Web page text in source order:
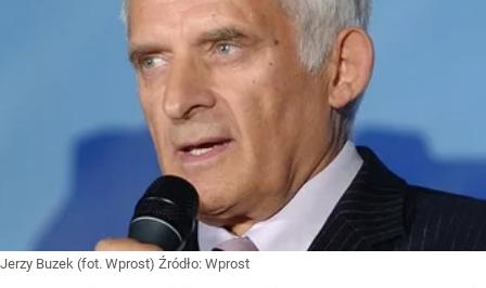
Jerzy Buzek (fot. Wprost) Źródło: Wprost